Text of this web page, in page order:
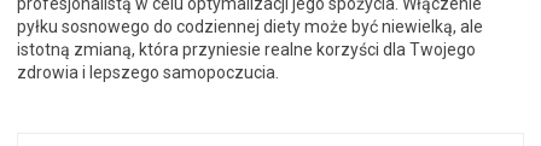
profesjonalistą w celu optymalizacji jego spożycia. Włączenie
pyłku sosnowego do codziennej diety może być niewielką, ale
istotną zmianą, która przyniesie realne korzyści dla Twojego
zdrowia i lepszego samopoczucia.